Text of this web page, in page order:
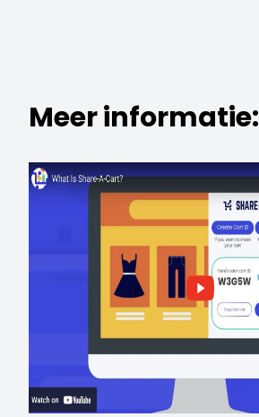
Meer informatie: